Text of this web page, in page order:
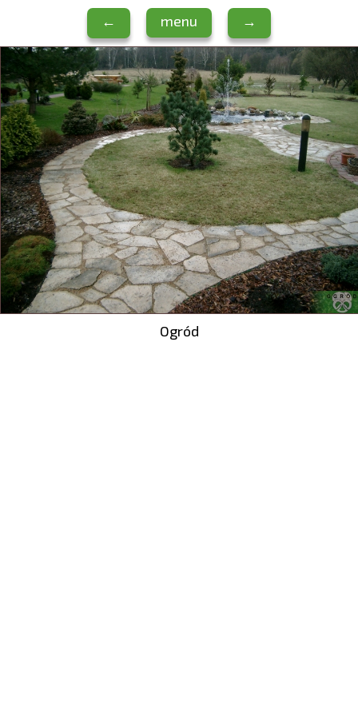
← menu →
Ogród